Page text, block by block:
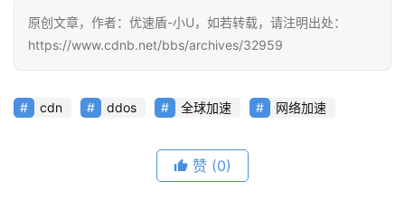
原创文章，作者：优速盾-小U，如若转载，请注明出处：
https://www.cdnb.net/bbs/archives/32959
cdn ddos 全球加速 网络加速
赞 (0)